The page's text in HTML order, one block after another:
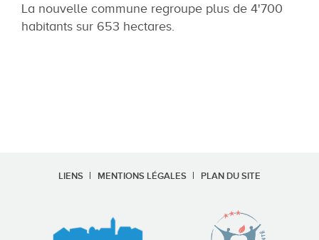
La nouvelle commune regroupe plus de 4'700
habitants sur 653 hectares.
LIENS MENTIONS LÉGALES PLAN DU SITE